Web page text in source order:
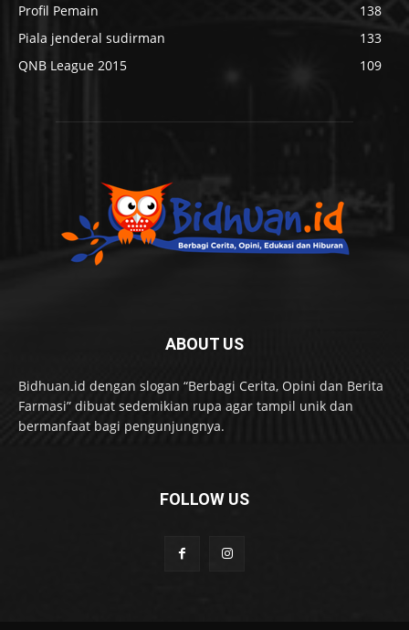
Profil Pemain
138
Piala jenderal sudirman
133
QNB League 2015
109
ABOUT US
Bidhuan.id dengan slogan “Berbagi Cerita, Opini dan Berita
Farmasi” dibuat sedemikian rupa agar tampil unik dan
bermanfaat bagi pengunjungnya.
FOLLOW US